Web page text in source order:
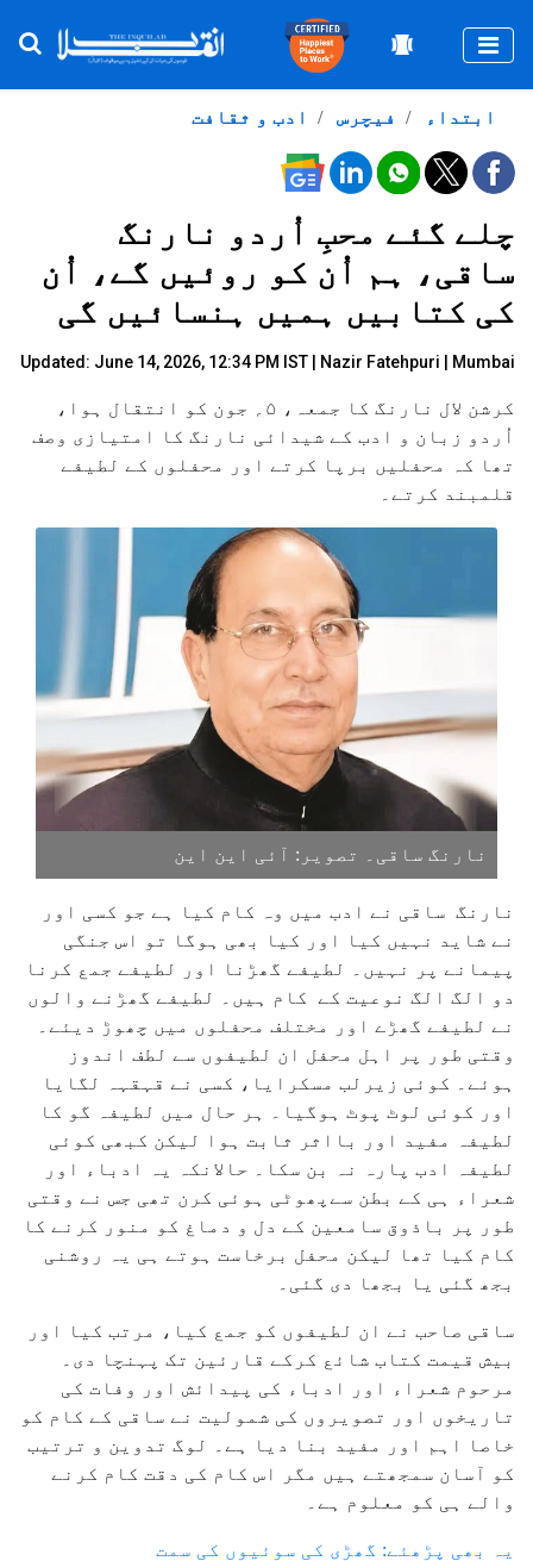
ادب و ثقافت فیچرس ابتداء
چلے گئے محبِ اُردو نارنگ
ساقی، ہم اُن کو روئیں گے، اُن
کی کتابیں ہمیں ہنسائیں گی
Updated: June 14, 2026, 12:34 PM IST | Nazir Fatehpuri | Mumbai
کرشن لال نارنگ کا جمعہ، ۵؍ جون کو انتقال ہوا،
اُردو زبان و ادب کے شیدائی نارنگ کا امتیازی وصف
تھا کہ محفلیں برپا کرتے اور محفلوں کے لطیفے
قلمبند کرتے۔
نارنگ ساقی۔ تصویر: آئی این این
نارنگ ساقی نے ادب میں وہ کام کیا ہے جو کسی اور
نے شاید نہیں کیا اور کیا بھی ہوگا تو اس جنگی
پیمانے پر نہیں۔ لطیفے گھڑنا اور لطیفے جمع کرنا
دو الگ الگ نوعیت کے کام ہیں۔ لطیفے گھڑنے والوں
نے لطیفے گھڑے اور مختلف محفلوں میں چھوڑ دیئے۔
وقتی طور پر اہل محفل ان لطیفوں سے لطف اندوز
ہوئے۔ کوئی زیرلب مسکرایا، کسی نے قہقہہ لگایا
اور کوئی لوٹ پوٹ ہوگیا۔ ہر حال میں لطیفہ گو کا
لطیفہ مفید اور بااثر ثابت ہوا لیکن کبھی کوئی
لطیفہ ادب پارہ نہ بن سکا۔ حالانکہ یہ ادباء اور
شعراء ہی کے بطن سےپھوٹی ہوئی کرن تھی جس نے وقتی
طور پر باذوق سامعین کے دل و دماغ کو منور کرنے کا
کام کیا تھا لیکن محفل برخاست ہوتے ہی یہ روشنی
بجھ گئی یا بجھا دی گئی۔
ساقی صاحب نے ان لطیفوں کو جمع کیا، مرتب کیا اور
بیش قیمت کتاب شائع کرکے قارئین تک پہنچا دی۔
مرحوم شعراء اور ادباء کی پیدائش اور وفات کی
تاریخوں اور تصویروں کی شمولیت نے ساقی کے کام کو
خاصا اہم اور مفید بنا دیا ہے۔ لوگ تدوین و ترتیب
کو آسان سمجھتے ہیں مگر اس کام کی دقت کام کرنے
والے ہی کو معلوم ہے۔
یہ بھی پڑھئے: گھڑی کی سوئیوں کی سمت